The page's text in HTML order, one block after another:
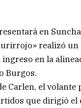
en
realizó
ingreso en la
Burgos.
Carlen, el
que dirigió el